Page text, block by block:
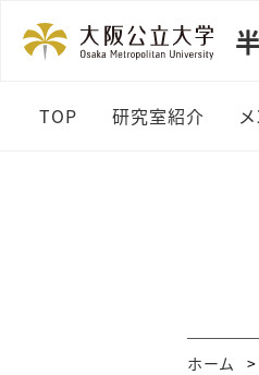
TOP 研究室紹介
ホーム